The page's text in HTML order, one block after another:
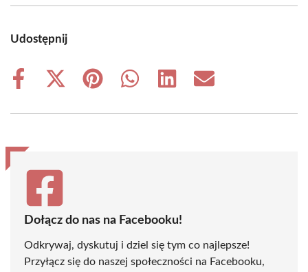
Udostępnij
Share
Share
(Twitter)
Share
Share
Share
Share
Dołącz do nas na Facebooku!
Odkrywaj, dyskutuj i dziel się tym co najlepsze!
Przyłącz się do naszej społeczności na Facebooku,